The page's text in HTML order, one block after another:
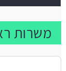
משרות